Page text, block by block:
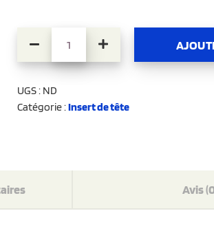
quantité de INSERTION DE LIEN
UGS : ND
Catégorie :Insert de tête
Avis